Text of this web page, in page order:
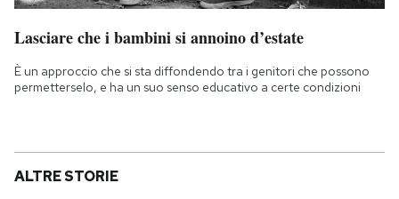
Lasciare che i bambini si annoino d’estate
È un approccio che si sta diffondendo tra i genitori che possono
permetterselo, e ha un suo senso educativo a certe condizioni
ALTRE STORIE